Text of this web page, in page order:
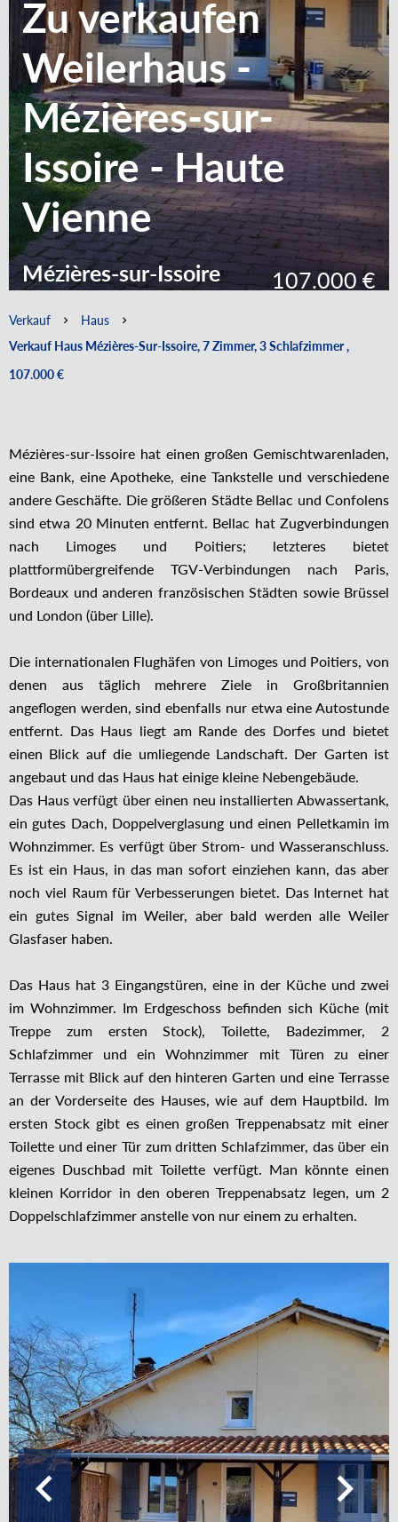
Zu verkaufen
Weilerhaus -
Mézières-sur-
Issoire - Haute
Vienne
Mézières-sur-Issoire 107.000 €
Verkauf
Haus
Verkauf Haus Mézières-Sur-Issoire, 7 Zimmer, 3 Schlafzimmer ,
107.000 €
Mézières-sur-Issoire hat einen großen Gemischtwarenladen,
eine Bank, eine Apotheke, eine Tankstelle und verschiedene
andere Geschäfte. Die größeren Städte Bellac und Confolens
sind etwa 20 Minuten entfernt. Bellac hat Zugverbindungen
nach Limoges und Poitiers; letzteres bietet
plattformübergreifende TGV-Verbindungen nach Paris,
Bordeaux und anderen französischen Städten sowie Brüssel
und London (über Lille).
Die internationalen Flughäfen von Limoges und Poitiers, von
denen aus täglich mehrere Ziele in Großbritannien
angeflogen werden, sind ebenfalls nur etwa eine Autostunde
entfernt. Das Haus liegt am Rande des Dorfes und bietet
einen Blick auf die umliegende Landschaft. Der Garten ist
angebaut und das Haus hat einige kleine Nebengebäude.
Das Haus verfügt über einen neu installierten Abwassertank,
ein gutes Dach, Doppelverglasung und einen Pelletkamin im
Wohnzimmer. Es verfügt über Strom- und Wasseranschluss.
Es ist ein Haus, in das man sofort einziehen kann, das aber
noch viel Raum für Verbesserungen bietet. Das Internet hat
ein gutes Signal im Weiler, aber bald werden alle Weiler
Glasfaser haben.
Das Haus hat 3 Eingangstüren, eine in der Küche und zwei
im Wohnzimmer. Im Erdgeschoss befinden sich Küche (mit
Treppe zum ersten Stock), Toilette, Badezimmer, 2
Schlafzimmer und ein Wohnzimmer mit Türen zu einer
Terrasse mit Blick auf den hinteren Garten und eine Terrasse
an der Vorderseite des Hauses, wie auf dem Hauptbild. Im
ersten Stock gibt es einen großen Treppenabsatz mit einer
Toilette und einer Tür zum dritten Schlafzimmer, das über ein
eigenes Duschbad mit Toilette verfügt. Man könnte einen
kleinen Korridor in den oberen Treppenabsatz legen, um 2
Doppelschlafzimmer anstelle von nur einem zu erhalten.